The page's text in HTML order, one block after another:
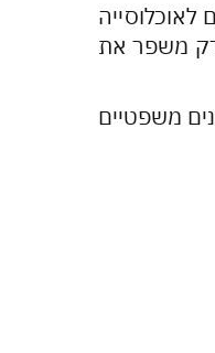
לאוכלוסייה
רק משפר את
משפטיים